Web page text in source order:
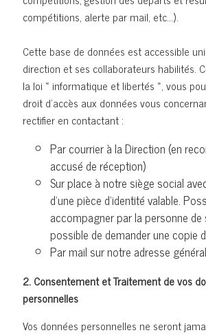
compétitions, alerte par mail, etc…).
Cette base de données est accessible
direction et ses collaborateurs habilités.
la loi « informatique et libertés », vous
droit d’accès aux données vous
rectifier en contactant :
Par courrier à la Direction (en
accusé de réception)
Sur place à notre siège social
d’une pièce d’identité valable.
accompagner par la personne
possible de demander une copie
Par mail sur notre adresse
2. Consentement et Traitement de vos
personnelles
Vos données personnelles ne seront